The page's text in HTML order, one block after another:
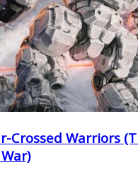
Crossed Warriors